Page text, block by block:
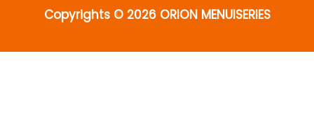
Copyrights © 2026 ORION MENUISERIES